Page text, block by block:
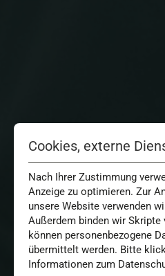
Cookies, externe
Nach Ihrer Zustimmung
Anzeige zu optimieren. Zur
unsere Website verwenden
Außerdem binden wir Skripte
können personenbezogene
übermittelt werden. Bitte
Informationen zum